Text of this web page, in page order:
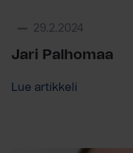
29.2.2024
Jari Palhomaa
Lue artikkeli